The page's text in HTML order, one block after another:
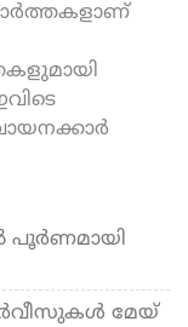
പൂർണമായി
മേയ്